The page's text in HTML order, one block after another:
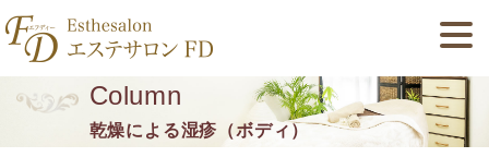
Column
乾燥による湿疹（ボディ）